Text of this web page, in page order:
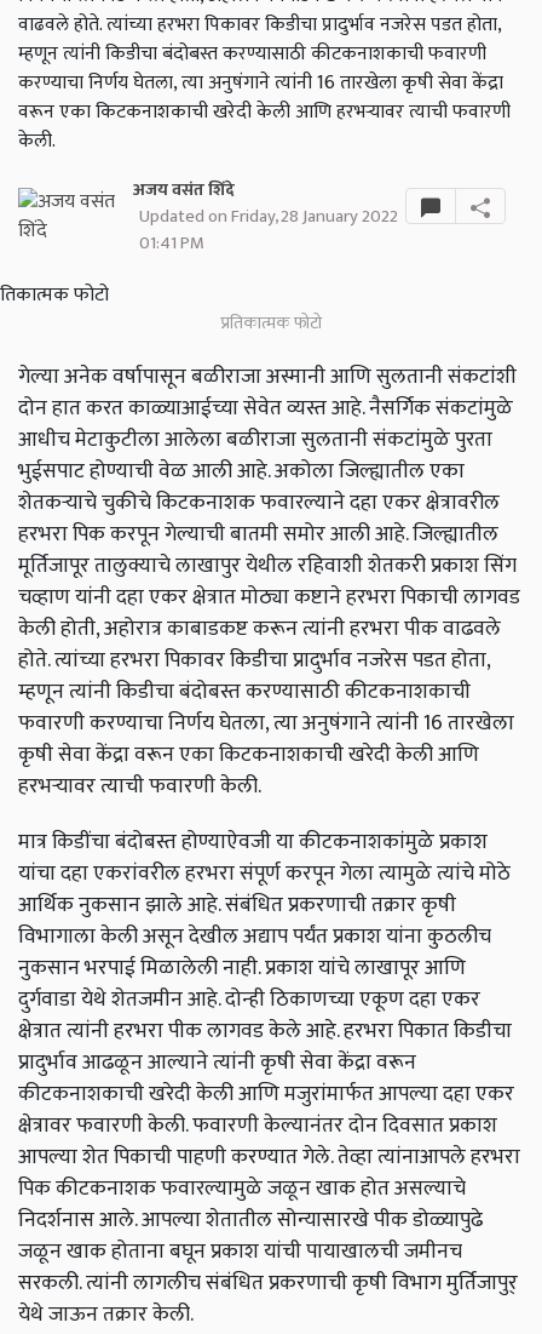
वाढवले होते. त्यांच्या हरभरा पिकावर किडीचा प्रादुर्भाव नजरेस पडत होता,
म्हणून त्यांनी किडीचा बंदोबस्त करण्यासाठी कीटकनाशकाची फवारणी
करण्याचा निर्णय घेतला, त्या अनुषंगाने त्यांनी 16 तारखेला कृषी सेवा केंद्रा
वरून एका किटकनाशकाची खरेदी केली आणि हरभऱ्यावर त्याची फवारणी
केली.
अजय वसंत शिंदे
Updated on Friday, 28 January 2022
01:41 PM
प्रतिकात्मक फोटो
गेल्या अनेक वर्षापासून बळीराजा अस्मानी आणि सुलतानी संकटांशी
दोन हात करत काळ्याआईच्या सेवेत व्यस्त आहे. नैसर्गिक संकटांमुळे
आधीच मेटाकुटीला आलेला बळीराजा सुलतानी संकटांमुळे पुरता
भुईसपाट होण्याची वेळ आली आहे. अकोला जिल्ह्यातील एका
शेतकऱ्याचे चुकीचे किटकनाशक फवारल्याने दहा एकर क्षेत्रावरील
हरभरा पिक करपून गेल्याची बातमी समोर आली आहे. जिल्ह्यातील
मूर्तिजापूर तालुक्याचे लाखापुर येथील रहिवाशी शेतकरी प्रकाश सिंग
चव्हाण यांनी दहा एकर क्षेत्रात मोठ्या कष्टाने हरभरा पिकाची लागवड
केली होती, अहोरात्र काबाडकष्ट करून त्यांनी हरभरा पीक वाढवले
होते. त्यांच्या हरभरा पिकावर किडीचा प्रादुर्भाव नजरेस पडत होता,
म्हणून त्यांनी किडीचा बंदोबस्त करण्यासाठी कीटकनाशकाची
फवारणी करण्याचा निर्णय घेतला, त्या अनुषंगाने त्यांनी 16 तारखेला
कृषी सेवा केंद्रा वरून एका किटकनाशकाची खरेदी केली आणि
हरभऱ्यावर त्याची फवारणी केली.
मात्र किडींचा बंदोबस्त होण्याऐवजी या कीटकनाशकांमुळे प्रकाश
यांचा दहा एकरांवरील हरभरा संपूर्ण करपून गेला त्यामुळे त्यांचे मोठे
आर्थिक नुकसान झाले आहे. संबंधित प्रकरणाची तक्रार कृषी
विभागाला केली असून देखील अद्याप पर्यंत प्रकाश यांना कुठलीच
नुकसान भरपाई मिळालेली नाही. प्रकाश यांचे लाखापूर आणि
दुर्गवाडा येथे शेतजमीन आहे. दोन्ही ठिकाणच्या एकूण दहा एकर
क्षेत्रात त्यांनी हरभरा पीक लागवड केले आहे. हरभरा पिकात किडीचा
प्रादुर्भाव आढळून आल्याने त्यांनी कृषी सेवा केंद्रा वरून
कीटकनाशकाची खरेदी केली आणि मजुरांमार्फत आपल्या दहा एकर
क्षेत्रावर फवारणी केली. फवारणी केल्यानंतर दोन दिवसात प्रकाश
आपल्या शेत पिकाची पाहणी करण्यात गेले. तेव्हा त्यांनाआपले हरभरा
पिक कीटकनाशक फवारल्यामुळे जळून खाक होत असल्याचे
निदर्शनास आले. आपल्या शेतातील सोन्यासारखे पीक डोळ्यापुढे
जळून खाक होताना बघून प्रकाश यांची पायाखालची जमीनच
सरकली. त्यांनी लागलीच संबंधित प्रकरणाची कृषी विभाग मुर्तिजापुर्
येथे जाऊन तक्रार केली.